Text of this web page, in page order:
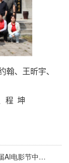
翰、王昕宇、
程 坤
喜报 | 我校微专业学生在HKUST第二届AI电影节中荣获佳绩